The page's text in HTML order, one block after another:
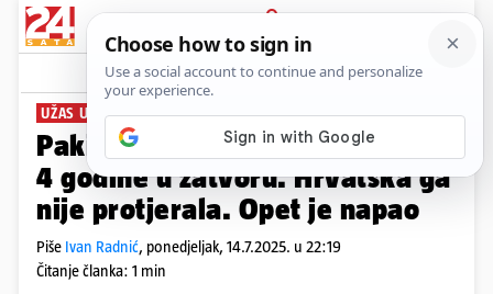
PRIJAVA
News
UŽAS U ZAGREBU
Pakistanac je zbog silovanja bio
4 godine u zatvoru. Hrvatska ga
nije protjerala. Opet je napao
Piše Ivan Radnić, ponedjeljak, 14.7.2025. u 22:19
Čitanje članka: 1 min